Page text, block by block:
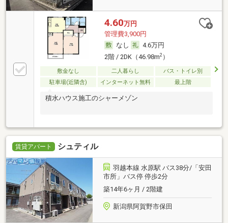
4.60万円
管理費3,900円
なし
4.6万円
2階 / 2DK（46.98m2）
敷金なし 二人暮らし
バス・トイレ別
駐車場(近隣含)
インターネット無料 最上階
積水ハウス施工のシャーメゾン
賃貸アパート シュティル
羽越本線 水原駅 バス38分/「安田
市所」バス停 停歩2分
築14年6ヶ月 / 2階建
新潟県阿賀野市保田